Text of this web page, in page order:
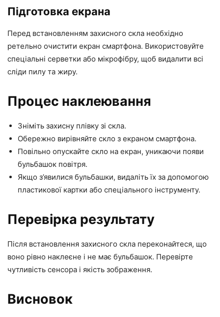
Підготовка екрана
Перед встановленням захисного скла необхідно
ретельно очистити екран смартфона. Використовуйте
спеціальні серветки або мікрофібру, щоб видалити всі
сліди пилу та жиру.
Процес наклеювання
Зніміть захисну плівку зі скла.
Обережно вирівняйте скло з екраном смартфона.
Повільно опускайте скло на екран, уникаючи появи
бульбашок повітря.
Якщо з’явилися бульбашки, видаліть їх за допомогою
пластикової картки або спеціального інструменту.
Перевірка результату
Після встановлення захисного скла переконайтеся, що
воно рівно наклеєне і не має бульбашок. Перевірте
чутливість сенсора і якість зображення.
Висновок